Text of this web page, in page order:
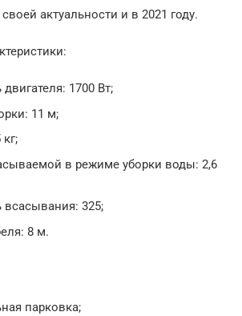
актуальности и в 2021 году.
1700 Вт;
11 м;
в режиме уборки воды: 2,6
325;
8 м.
парковка;